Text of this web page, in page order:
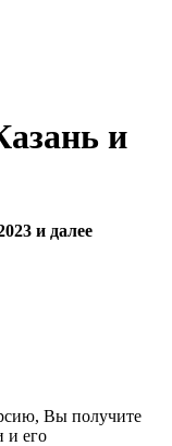
и
и далее
Вы получите
и его